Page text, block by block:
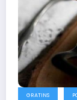
GRATINS